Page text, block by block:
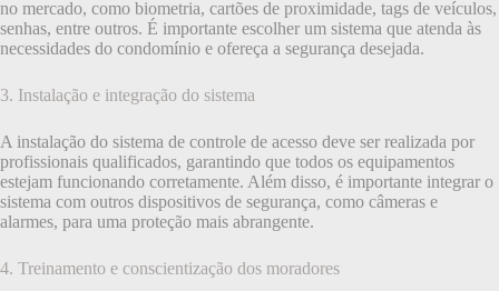
no mercado, como biometria, cartões de proximidade, tags de veículos,
senhas, entre outros. É importante escolher um sistema que atenda às
necessidades do condomínio e ofereça a segurança desejada.
3. Instalação e integração do sistema
A instalação do sistema de controle de acesso deve ser realizada por
profissionais qualificados, garantindo que todos os equipamentos
estejam funcionando corretamente. Além disso, é importante integrar o
sistema com outros dispositivos de segurança, como câmeras e
alarmes, para uma proteção mais abrangente.
4. Treinamento e conscientização dos moradores